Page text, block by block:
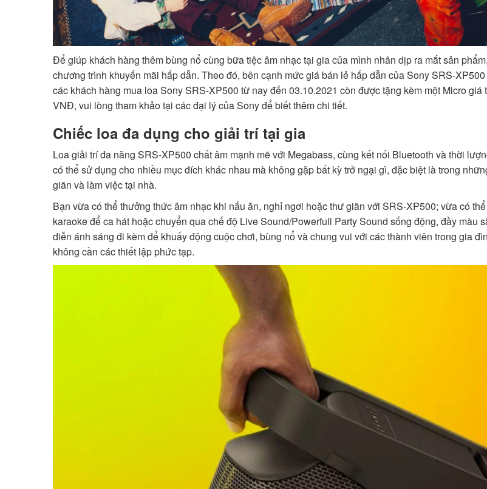
Để giúp khách hàng thêm bùng nổ cùng bữa tiệc âm nhạc tại gia của mình nhân dịp ra mắt sản
chương trình khuyến mãi hấp dẫn. Theo đó, bên cạnh mức giá bán lẻ hấp dẫn của Sony SRS-
các khách hàng mua loa Sony SRS-XP500 từ nay đến 03.10.2021 còn được tặng kèm một Micro giá
VNĐ, vui lòng tham khảo tại các đại lý của Sony để biết thêm chi tiết.
Chiếc loa đa dụng cho giải trí tại gia
Loa giải trí đa năng SRS-XP500 chất âm mạnh mẽ với Megabass, cùng kết nối Bluetooth và thời
có thể sử dụng cho nhiều mục đích khác nhau mà không gặp bất kỳ trở ngại gì, đặc biệt là trong
giãn và làm việc tại nhà.
Bạn vừa có thể thưởng thức âm nhạc khi nấu ăn, nghỉ ngơi hoặc thư giãn với SRS-XP500; vừa có
karaoke để ca hát hoặc chuyển qua chế độ Live Sound/Powerfull Party Sound sống động, đầy màu
diễn ánh sáng đi kèm để khuấy động cuộc chơi, bùng nổ và chung vui với các thành viên trong gia
không cần các thiết lập phức tạp.